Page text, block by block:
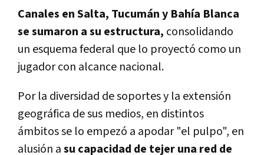
Canales en Salta, Tucumán y Bahía Blanca
se sumaron a su estructura, consolidando
un esquema federal que lo proyectó como un
jugador con alcance nacional.
Por la diversidad de soportes y la extensión
geográfica de sus medios, en distintos
ámbitos se lo empezó a apodar "el pulpo", en
alusión asu capacidad de tejer una red de